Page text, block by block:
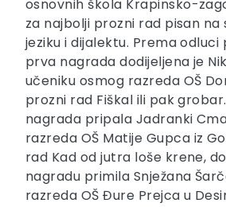
osnovnih škola Krapinsko-
za najbolji prozni rad pisan
jeziku i dijalektu. Prema
prva nagrada dodijeljena je
učeniku osmog razreda OŠ
prozni rad Fiškal ili pak
nagrada pripala Jadranki
razreda OŠ Matije Gupca iz
rad Kad od jutra loše krene,
nagradu primila Snježana
razreda OŠ Đure Prejca u